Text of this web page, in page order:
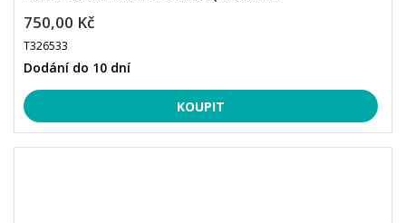
750,00 Kč
T326533
Dodání do 10 dní